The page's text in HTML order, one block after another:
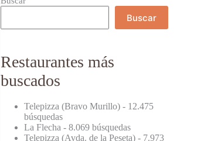
Buscar
Restaurantes más
buscados
Telepizza (Bravo Murillo) - 12.475
búsquedas
La Flecha - 8.069 búsquedas
Telepizza (Avda. de la Peseta) - 7.973